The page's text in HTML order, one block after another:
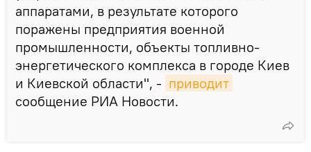
аппаратами, в результате которого
поражены предприятия военной
промышленности, объекты топливно-
энергетического комплекса в городе Киев
и Киевской области", - приводит
сообщение РИА Новости.